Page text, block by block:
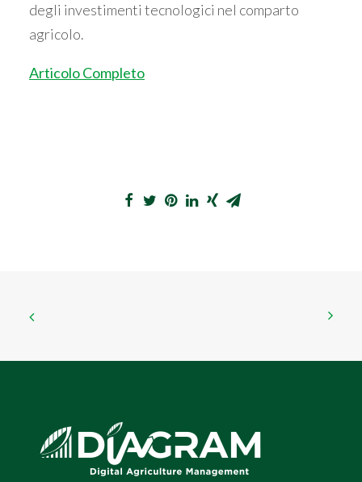
degli investimenti tecnologici nel comparto
agricolo.
Articolo Completo